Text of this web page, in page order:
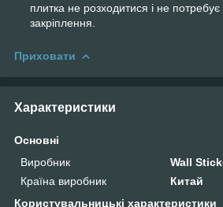
плитка не розходитися і не потребує
закріплення.
Приховати
Характеристики
Основні
Виробник
Wall
Країна виробник
Китай
Користувальницькі характеристики